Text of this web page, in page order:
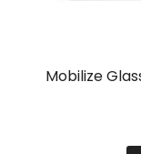
Mobilize